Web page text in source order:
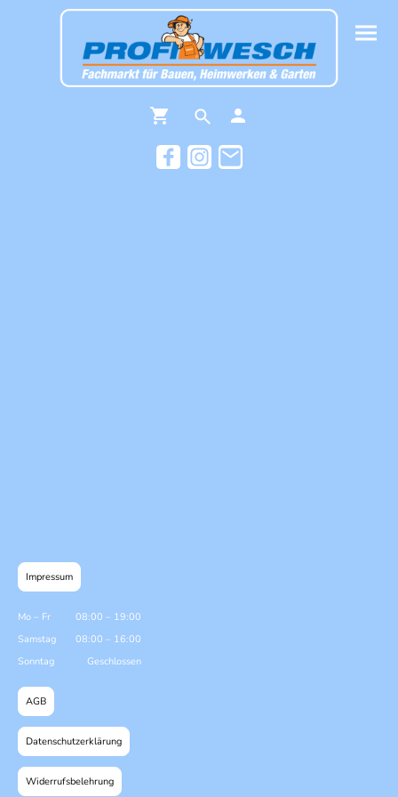
Impressum
Mo – Fr 08:00 – 19:00
Samstag
08:00 – 16:00
Sonntag
Geschlossen
AGB
Datenschutzerklärung
Widerrufsbelehrung